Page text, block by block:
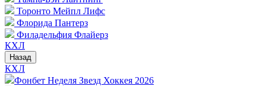
Торонто Мейпл Лифс
Флорида Пантерз
Филадельфия Флайерз
КХЛ
Назад
КХЛ
Фонбет Неделя Звезд Хоккея 2026